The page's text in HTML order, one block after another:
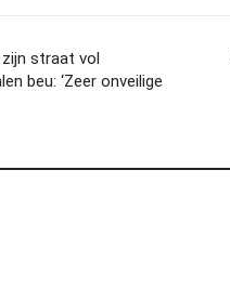
zijn straat vol
beu: ‘Zeer onveilige